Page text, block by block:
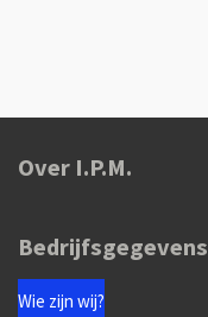
Over I.P.M.
Bedrijfsgegevens
Wie zijn wij?